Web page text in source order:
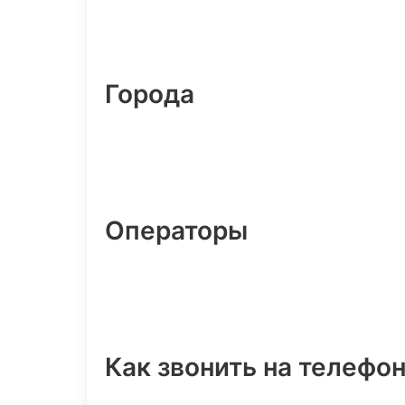
Города
Операторы
Как звонить на телефон